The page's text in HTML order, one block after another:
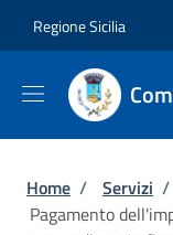
Regione Sicilia
Briciole
Home / Servizi /
Pagamento